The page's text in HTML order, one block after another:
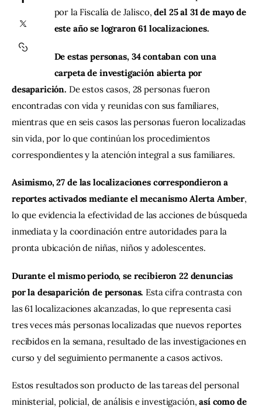
Contacto
por la Fiscalía de Jalisco, del 25 al 31 de mayo de
este año se lograron 61 localizaciones.
De estas personas, 34 contaban con una
carpeta de investigación abierta por
desaparición. De estos casos, 28 personas fueron
encontradas con vida y reunidas con sus familiares,
mientras que en seis casos las personas fueron localizadas
sin vida, por lo que continúan los procedimientos
correspondientes y la atención integral a sus familiares.
Asimismo, 27 de las localizaciones correspondieron a
reportes activados mediante el mecanismo Alerta Amber,
lo que evidencia la efectividad de las acciones de búsqueda
inmediata y la coordinación entre autoridades para la
pronta ubicación de niñas, niños y adolescentes.
Durante el mismo periodo, se recibieron 22 denuncias
por la desaparición de personas. Esta cifra contrasta con
las 61 localizaciones alcanzadas, lo que representa casi
tres veces más personas localizadas que nuevos reportes
recibidos en la semana, resultado de las investigaciones en
curso y del seguimiento permanente a casos activos.
Estos resultados son producto de las tareas del personal
ministerial, policial, de análisis e investigación, así como de